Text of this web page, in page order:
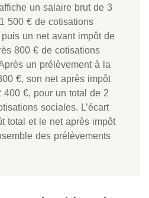
un salaire brut de 3
500 € de cotisations
un net avant impôt de
800 € de cotisations
un prélèvement à la
€, son net après impôt
400 €, pour un total de 2
sociales. L’écart
total et le net après impôt
des prélèvements